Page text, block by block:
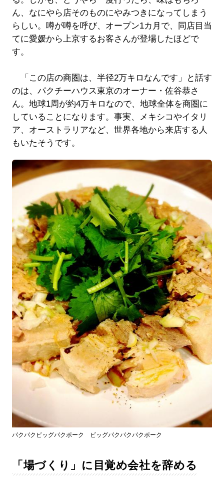
ん、なにやら店そのものにやみつきになってしまう
らしい。噂が噂を呼び、オープン1カ月で、同店目当
てに愛媛から上京するお客さんが登場したほどで
す。
「この店の商圏は、半径2万キロなんです」と話す
のは、パクチーハウス東京のオーナー・佐谷恭さ
ん。地球1周が約4万キロなので、地球全体を商圏に
していることになります。事実、メキシコやイタリ
ア、オーストラリアなど、世界各地から来店する人
もいたそうです。
パクパクピッグパクポーク ビッグパクパクパクポーク
「場づくり」に目覚め会社を辞める